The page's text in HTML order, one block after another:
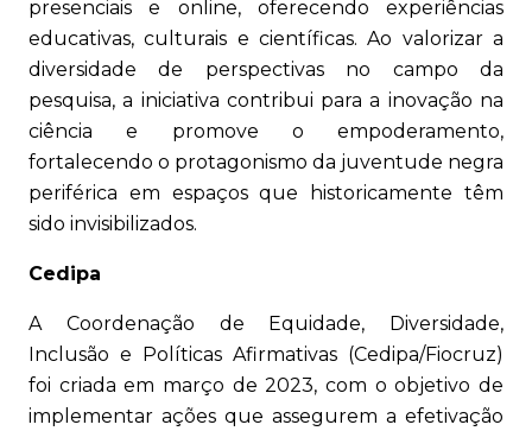
presenciais e online, oferecendo experiências
educativas, culturais e científicas. Ao valorizar a
diversidade de perspectivas no campo da
pesquisa, a iniciativa contribui para a inovação na
ciência e promove o empoderamento,
fortalecendo o protagonismo da juventude negra
periférica em espaços que historicamente têm
sido invisibilizados.
Cedipa
A Coordenação de Equidade, Diversidade,
Inclusão e Políticas Afirmativas (Cedipa/Fiocruz)
foi criada em março de 2023, com o objetivo de
implementar ações que assegurem a efetivação